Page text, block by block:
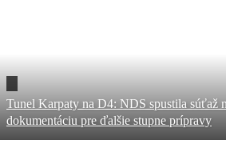
Tunel Karpaty na D4: NDS spustila súťaž
dokumentáciu pre ďalšie stupne prípravy